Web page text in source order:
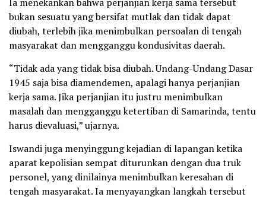
Ia menekankan bahwa perjanjian kerja sama tersebut
bukan sesuatu yang bersifat mutlak dan tidak dapat
diubah, terlebih jika menimbulkan persoalan di tengah
masyarakat dan mengganggu kondusivitas daerah.
“Tidak ada yang tidak bisa diubah. Undang-Undang Dasar
1945 saja bisa diamendemen, apalagi hanya perjanjian
kerja sama. Jika perjanjian itu justru menimbulkan
masalah dan mengganggu ketertiban di Samarinda, tentu
harus dievaluasi,” ujarnya.
Iswandi juga menyinggung kejadian di lapangan ketika
aparat kepolisian sempat diturunkan dengan dua truk
personel, yang dinilainya menimbulkan keresahan di
tengah masyarakat. Ia menyayangkan langkah tersebut